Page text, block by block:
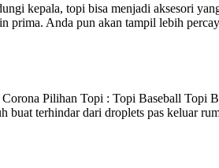
kepala, topi bisa menjadi aksesori
prima. Anda pun akan tampil lebih
Pilihan Topi : Topi Baseball Topi
buat terhindar dari droplets pas keluar